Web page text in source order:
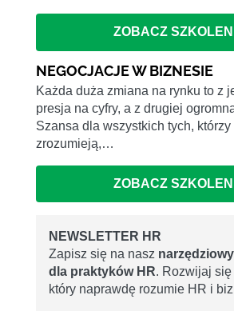
ZOBACZ
NEGOCJACJE W BIZNESIE
Każda duża zmiana na rynku to z
presja na cyfry, a z drugiej
Szansa dla wszystkich tych, którzy
zrozumieją,…
ZOBACZ
NEWSLETTER HR
Zapisz się na nasz
dla praktyków HR. Rozwijaj się
który naprawdę rozumie HR i